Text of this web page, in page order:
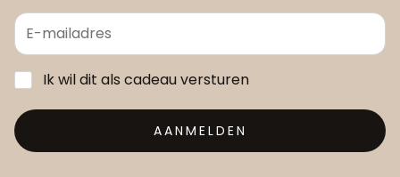
Ik wil dit als cadeau versturen
AANMELDEN